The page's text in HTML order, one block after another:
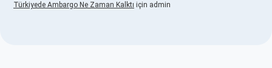
Türkiyede Ambargo Ne Zaman Kalktı için admin